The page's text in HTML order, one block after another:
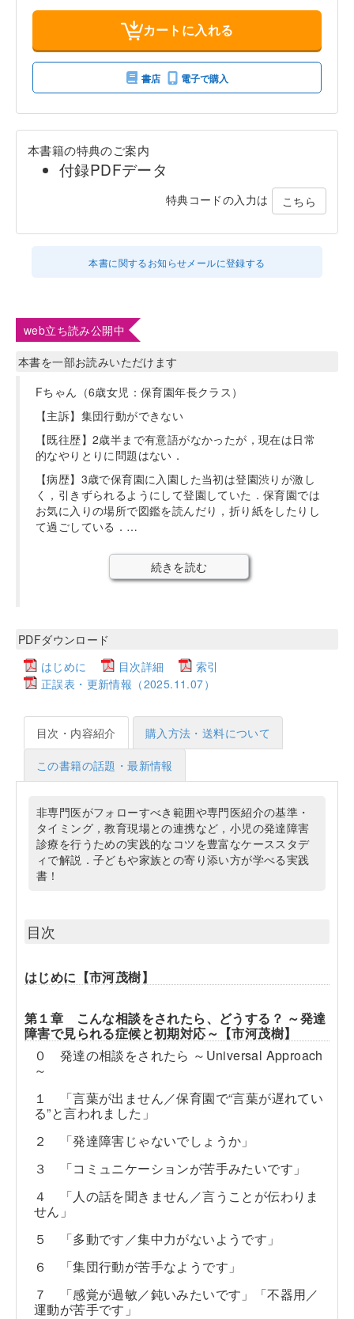
カートに入れる
書店 電子で購入
本書籍の特典のご案内
付録PDFデータ
特典コードの入力は こちら
本書に関するお知らせメールに登録する
web立ち読み公開中
本書を一部お読みいただけます
Fちゃん（6歳女児：保育園年長クラス）
【主訴】集団行動ができない
【既往歴】2歳半まで有意語がなかったが，現在は日常
的なやりとりに問題はない．
【病歴】3歳で保育園に入園した当初は登園渋りが激し
く，引きずられるようにして登園していた．保育園では
お気に入りの場所で図鑑を読んだり，折り紙をしたりし
て過ごしている．…
続きを読む
PDFダウンロード
はじめに
目次詳細
索引
正誤表・更新情報（2025.11.07）
目次・内容紹介 購入方法・送料について
この書籍の話題・最新情報
非専門医がフォローすべき範囲や専門医紹介の基準・
タイミング，教育現場との連携など，小児の発達障害
診療を行うための実践的なコツを豊富なケーススタデ
ィで解説．子どもや家族との寄り添い方が学べる実践
書！
目次
はじめに【市河茂樹】
第１章 こんな相談をされたら、どうする？ ～発達
障害で見られる症候と初期対応～【市河茂樹】
０ 発達の相談をされたら ～Universal Approach
～
１ 「言葉が出ません／保育園で“言葉が遅れてい
る”と言われました」
２ 「発達障害じゃないでしょうか」
３ 「コミュニケーションが苦手みたいです」
４ 「人の話を聞きません／言うことが伝わりま
せん」
５ 「多動です／集中力がないようです」
６ 「集団行動が苦手なようです」
７ 「感覚が過敏／鈍いみたいです」「不器用／
運動が苦手です」